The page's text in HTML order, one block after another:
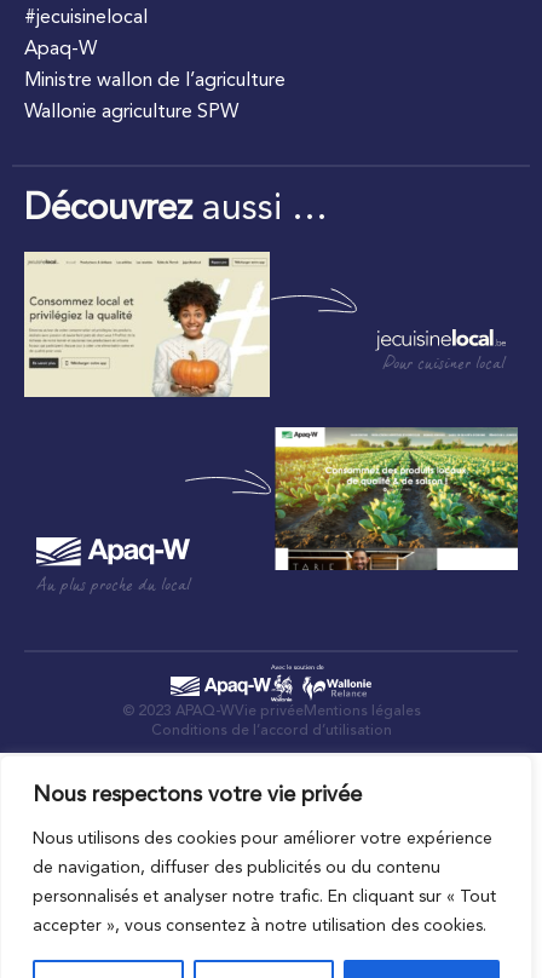
Nous respectons votre vie privée
Nous utilisons des cookies pour améliorer votre expérience
de navigation, diffuser des publicités ou du contenu
personnalisés et analyser notre trafic. En cliquant sur « Tout
accepter », vous consentez à notre utilisation des cookies.
#jecuisinelocal
Apaq-W
Ministre wallon de l’agriculture
Wallonie agriculture SPW
Découvrezaussi …
Pour cuisiner local
Au plus proche du local
© 2023 APAQ-WVie privée Mentions légales
Conditions de l’accord d’utilisation